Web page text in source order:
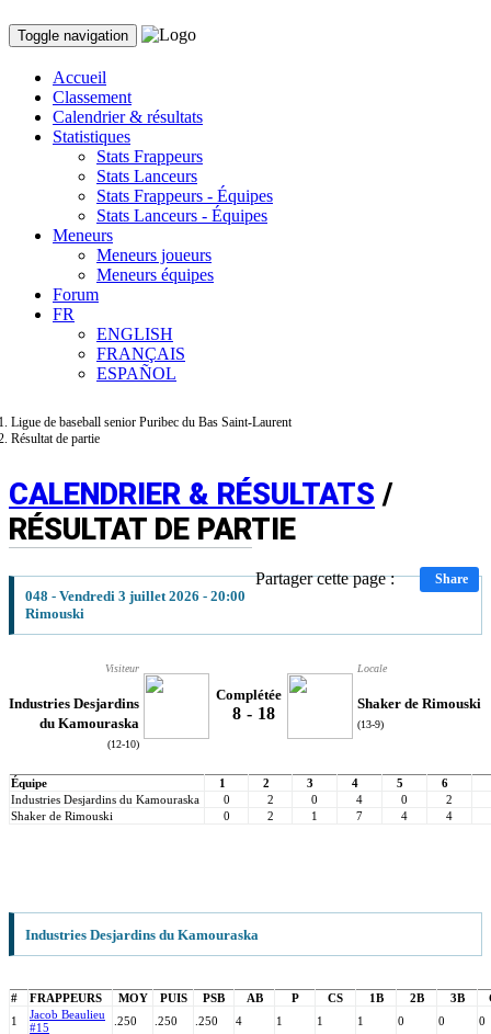
Toggle navigation
Accueil
Classement
Calendrier & résultats
Statistiques
Stats Frappeurs
Stats Lanceurs
Stats Frappeurs - Équipes
Stats Lanceurs - Équipes
Meneurs
Meneurs joueurs
Meneurs équipes
Forum
FR
ENGLISH
FRANÇAIS
ESPAÑOL
Ligue de baseball senior Puribec du Bas Saint-Laurent
Résultat de partie
CALENDRIER & RÉSULTATS /
RÉSULTAT DE PARTIE
Partager cette page : Share
048 - Vendredi 3 juillet 2026 - 20:00
Rimouski
Visiteur
Industries Desjardins
du Kamouraska
(12-10)
Complétée
8 - 18
Locale
Shaker de Rimouski
(13-9)
Équipe 1 2 3 4 5
6
Industries Desjardins du Kamouraska
0 2 0 4 0
2
Shaker de Rimouski
0 2 1 7 4 4
Industries Desjardins du Kamouraska
# FRAPPEURS MOY PUIS PSB AB P CS 1B 2B 3B
1
Jacob Beaulieu
#15
.250 .250 .250 4 1 1 1 0 0 0